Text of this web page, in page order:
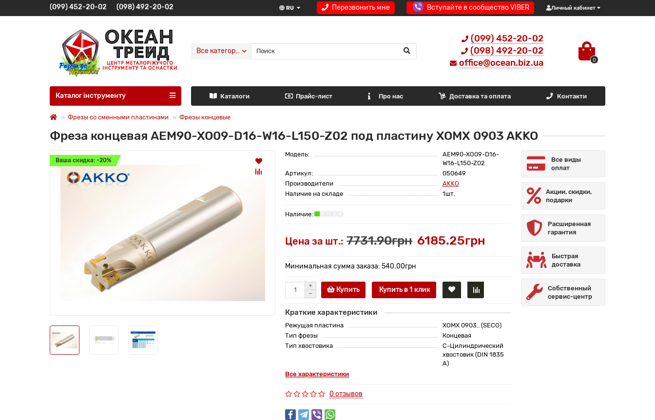
Перезвонить мне Вступайте в сообщество VIBER Личный кабинет
RU
(099) 452-20-02 (098) 492-20-02
(099) 452-20-02
(098) 492-20-02
office@ocean.biz.ua
0
Все категории
Каталог інструменту Каталоги Прайс-лист Про нас Доставка та оплата Контакти
Фрезы со сменными пластинами Фрезы концевые
Фреза концевая AEM90-XO09-D16-W16-L150-Z02 под пластину XOMX 0903 AKKO
Ваша скидка: -20%
Модель:
AEM90-XO09-D16-
W16-L150-Z02
Артикул:
050649
Производители
AKKO
Наличие на складе
1шт.
Цена за шт.: 7731.90грн 6185.25грн
Минимальная сумма заказа: 540.00грн
Купить Купить в 1 клик
Краткие характеристики
Режущая пластина
XOMX 0903.. (SECO)
Тип фрезы
Концевая
Тип хвостовика
C-Цилиндрический
хвостовик (DIN 1835
A)
Все характеристики
0 отзывов
Все виды
оплат
Акции, скидки,
подарки
Расширенная
гарантия
Быстрая
доставка
Собственный
сервис-центр